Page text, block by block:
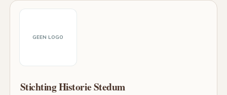
GEEN LOGO
Stichting Historie Stedum